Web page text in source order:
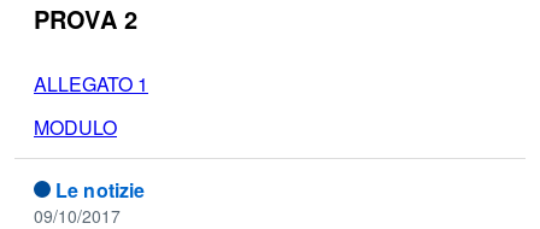
PROVA 2
ALLEGATO 1
MODULO
Le notizie
09/10/2017